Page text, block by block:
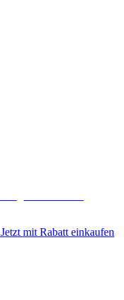
Jetzt mit Rabatt einkaufen